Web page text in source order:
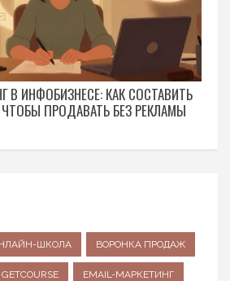
В ИНФОБИЗНЕСЕ: КАК СОСТАВИТЬ
ПРОДАВАТЬ БЕЗ РЕКЛАМЫ
ШКОЛА ВОРОНКА ПРОДАЖ
GETCOURSE EMAIL-МАРКЕТИНГ